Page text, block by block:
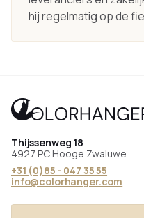
hij regelmatig op de
Thijssenweg 18
4927 PC Hooge Zwaluwe
+31 (0)85 - 047 35 55
info@colorhanger.com